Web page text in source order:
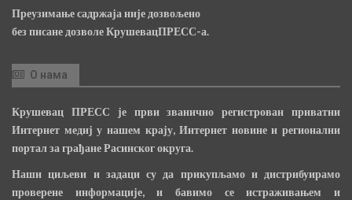
Преузимање садржаја није дозвољено
без писане дозволе КрушевацПРЕСС-а.
О нама
Крушевац ПРЕСС је први званично регистрован приватни
Интернет медиј у нашем крају, Интернет новине и регионални
портал за грађане Расинског округа.
Наши циљеви и задаци су да прикупљамо и дистрибуирамо
проверене информације, и бавимо се истраживањем и